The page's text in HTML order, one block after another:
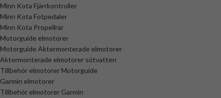
Minn Kota Fjärrkontroller
Minn Kota Fotpedaler
Minn Kota Propellrar
Motorguide elmotorer
Motorguide Aktermonterade elmotorer
Aktermonterade elmotorer sötvatten
Tillbehör elmotorer Motorguide
Garmin elmotorer
Tillbehör elmotorer Garmin